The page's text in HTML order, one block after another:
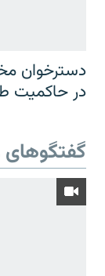
دسترخوان
در حاکمیت
گفتگوهای